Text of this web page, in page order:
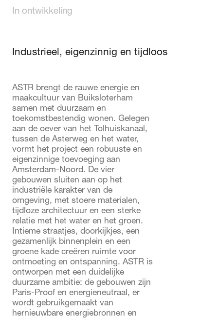
In ontwikkeling
Industrieel, eigenzinnig en tijdloos
ASTR brengt de rauwe energie en
maakcultuur van Buiksloterham
samen met duurzaam en
toekomstbestendig wonen. Gelegen
aan de oever van het Tolhuiskanaal,
tussen de Asterweg en het water,
vormt het project een robuuste en
eigenzinnige toevoeging aan
Amsterdam-Noord. De vier
gebouwen sluiten aan op het
industriële karakter van de
omgeving, met stoere materialen,
tijdloze architectuur en een sterke
relatie met het water en het groen.
Intieme straatjes, doorkijkjes, een
gezamenlijk binnenplein en een
groene kade creëren ruimte voor
ontmoeting en ontspanning. ASTR is
ontworpen met een duidelijke
duurzame ambitie: de gebouwen zijn
Paris-Proof en energieneutraal, er
wordt gebruikgemaakt van
hernieuwbare energiebronnen en